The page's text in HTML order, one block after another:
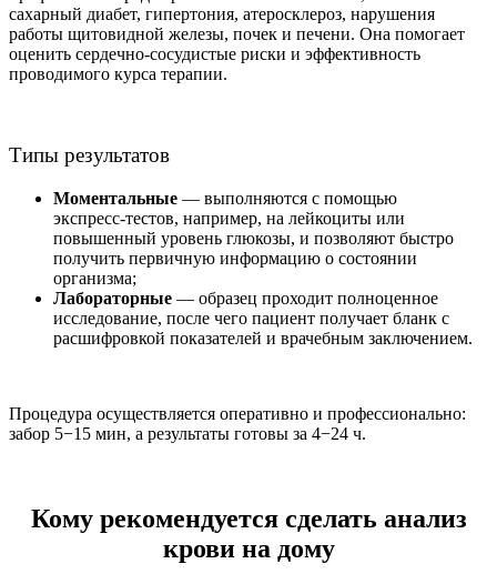
сахарный диабет, гипертония, атеросклероз, нарушения
работы щитовидной железы, почек и печени. Она помогает
оценить сердечно-сосудистые риски и эффективность
проводимого курса терапии.
Типы результатов
Моментальные — выполняются с помощью
экспресс‑тестов, например, на лейкоциты или
повышенный уровень глюкозы, и позволяют быстро
получить первичную информацию о состоянии
организма;
Лабораторные — образец проходит полноценное
исследование, после чего пациент получает бланк с
расшифровкой показателей и врачебным заключением.
Процедура осуществляется оперативно и профессионально:
забор 5−15 мин, а результаты готовы за 4−24 ч.
Кому рекомендуется сделать анализ
крови на дому